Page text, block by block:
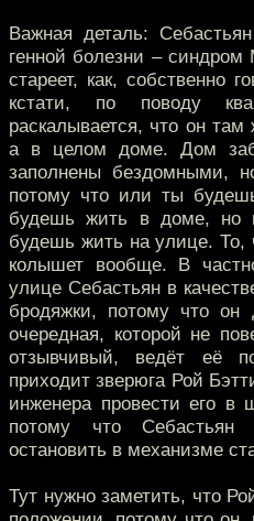
Важная деталь:
генной болезни –
стареет, как, собственно
кстати, по поводу
раскалывается, что он
а в целом доме. Дом
заполнены бездомными,
потому что или ты
будешь жить в доме, но
будешь жить на улице. То,
колышет вообще. В
улице Себастьян в
бродяжки, потому что он
очередная, которой не
отзывчивый, ведёт её
приходит зверюга Рой
инженера провести его в
потому что
остановить в механизме
Тут нужно заметить, что